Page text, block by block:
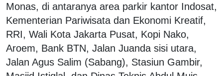
Monas, di antaranya area parkir kantor Indosat,
Kementerian Pariwisata dan Ekonomi Kreatif,
RRI, Wali Kota Jakarta Pusat, Kopi Nako,
Aroem, Bank BTN, Jalan Juanda sisi utara,
Jalan Agus Salim (Sabang), Stasiun Gambir,